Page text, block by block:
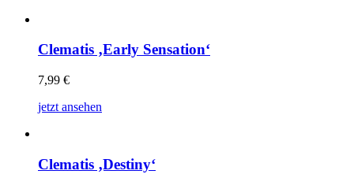
Clematis ‚Early Sensation‘
7,99 €
jetzt ansehen
Clematis ‚Destiny‘